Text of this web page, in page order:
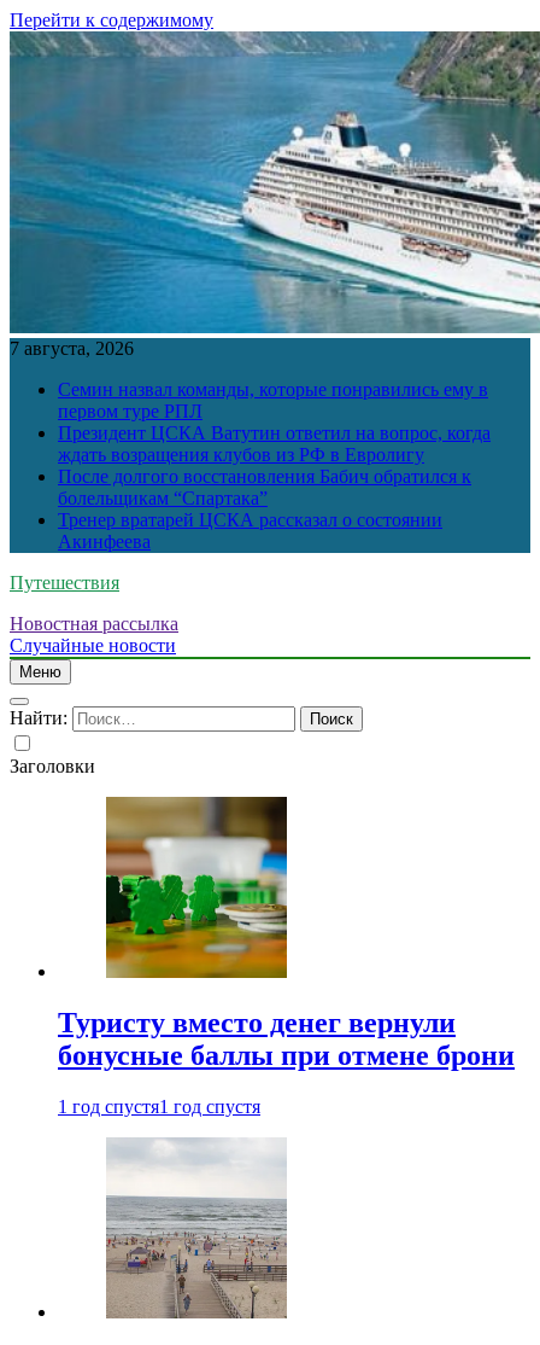
Перейти к содержимому
7 августа, 2026
Семин назвал команды, которые понравились ему в
первом туре РПЛ
Президент ЦСКА Ватутин ответил на вопрос, когда
ждать возращения клубов из РФ в Евролигу
После долгого восстановления Бабич обратился к
болельщикам “Спартака”
Тренер вратарей ЦСКА рассказал о состоянии
Акинфеева
Путешествия
Новостная рассылка
Случайные новости
Меню
Найти:
Заголовки
Туристу вместо денег вернули
бонусные баллы при отмене брони
1 год спустя1 год спустя